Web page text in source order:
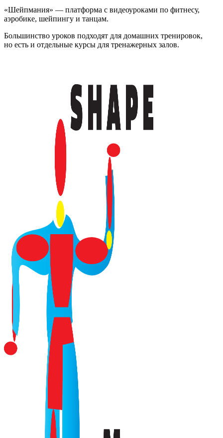
«Шейпмания» — платформа с видеоуроками по фитнесу,
аэробике, шейпингу и танцам.
Большинство уроков подходят для домашних тренировок,
но есть и отдельные курсы для тренажерных залов.